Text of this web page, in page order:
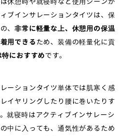
ブインサレーションタイツは、保
、非常に軽量な上、休憩用の保温
用できるため、装備の軽量化に貢
におすすめです。
ーションタイツ単体では肌寒く感
イヤリングしたり腰に巻いたりす
就寝時はアクティブインサレーシ
中に入っても、通気性があるため